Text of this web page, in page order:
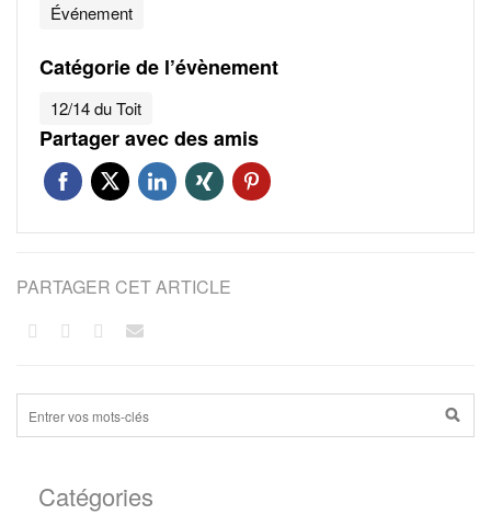
Événement
Catégorie de l’évènement
12/14 du Toit
Partager avec des amis
PARTAGER CET ARTICLE
Catégories